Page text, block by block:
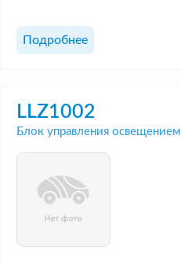
Подробнее
LLZ1002
Блок управления освещением